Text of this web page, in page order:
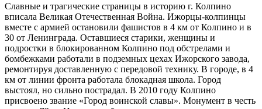
Славные и трагические страницы в историю г. Колпино
вписала Великая Отечественная Война. Ижорцы-колпинцы
вместе с армией остановили фашистов в 4 км от Колпино и в
30 от Ленинграда. Оставшиеся старики, женщины и
подростки в блокированном Колпино под обстрелами и
бомбежками работали в подземных цехах Ижорского завода,
ремонтируя доставленную с передовой технику. В городе, в 4
км от линии фронта работала блокадная школа. Город
выстоял, но сильно пострадал. В 2010 году Колпино
присвоено звание «Город воинской славы». Монумент в честь